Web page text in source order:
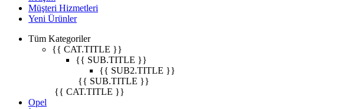
Müşteri Hizmetleri
Yeni Ürünler
Tüm Kategoriler
{{ CAT.TITLE }}
{{ SUB.TITLE }}
{{ SUB2.TITLE }}
{{ SUB.TITLE }}
{{ CAT.TITLE }}
Opel